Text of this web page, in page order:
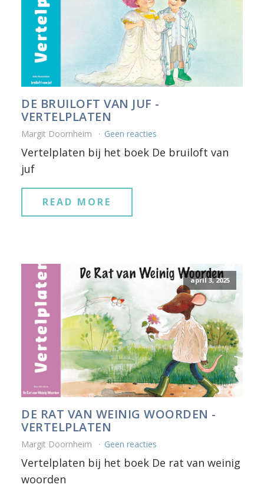
DE BRUILOFT VAN JUF -
VERTELPLATEN
Margit Doornheim Geen reacties
Vertelplaten bij het boek De bruiloft van
juf
READ MORE
april 3, 2025
DE RAT VAN WEINIG WOORDEN -
VERTELPLATEN
Margit Doornheim Geen reacties
Vertelplaten bij het boek De rat van weinig
woorden